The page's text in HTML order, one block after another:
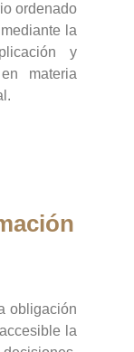
ordenado
la
y
materia
obligación
la